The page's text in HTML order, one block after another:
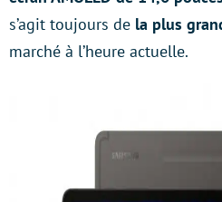
s’agit toujours de la plus
marché à l’heure actuelle.